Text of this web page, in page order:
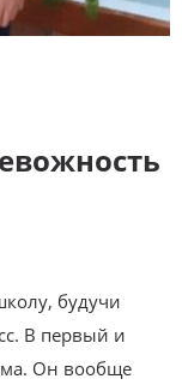
будучи
В первый и
Он вообще